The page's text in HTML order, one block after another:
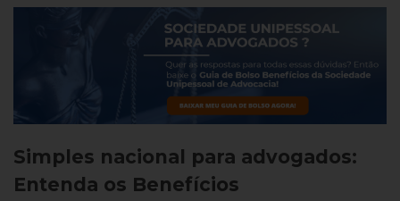
Simples nacional para advogados:
Entenda os Benefícios